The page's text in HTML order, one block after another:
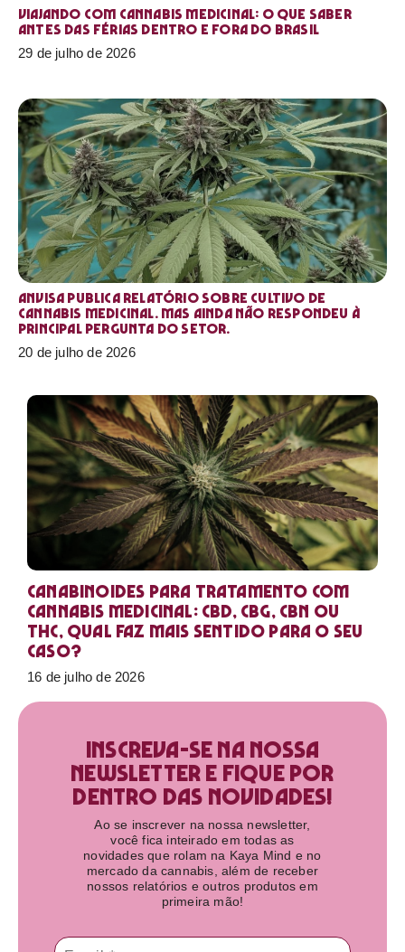
Viajando com cannabis medicinal: o que saber
antes das férias dentro e fora do Brasil
29 de julho de 2026
Anvisa publica relatório sobre cultivo de
Cannabis medicinal. Mas ainda não respondeu à
principal pergunta do setor.
20 de julho de 2026
Canabinoides para tratamento com
cannabis medicinal: CBD, CBG, CBN ou
THC, qual faz mais sentido para o seu
caso?
16 de julho de 2026
Inscreva-se na nossa
newsletter e fique por
dentro das novidades!​
Ao se inscrever na nossa newsletter,
você fica inteirado em todas as
novidades que rolam na Kaya Mind e no
mercado da cannabis, além de receber
nossos relatórios e outros produtos em
primeira mão!